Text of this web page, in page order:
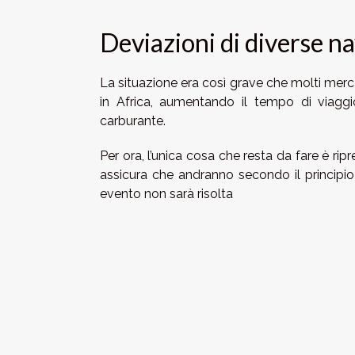
Deviazioni di diverse
La situazione era così grave che molti
in Africa, aumentando il tempo di
carburante.
Per ora, l’unica cosa che resta da fare è
assicura che andranno secondo il
evento non sarà risolta